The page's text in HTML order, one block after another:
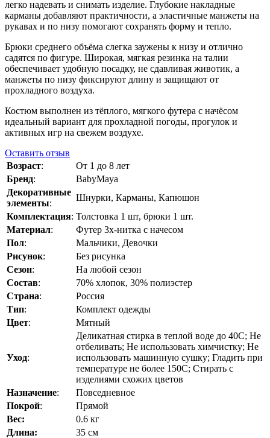
легко надевать и снимать изделие. Глубокие накладные
карманы добавляют практичности, а эластичные манжеты на
рукавах и по низу помогают сохранять форму и тепло.
Брюки среднего объёма слегка заужены к низу и отлично
садятся по фигуре. Широкая, мягкая резинка на талии
обеспечивает удобную посадку, не сдавливая животик, а
манжеты по низу фиксируют длину и защищают от
прохладного воздуха.
Костюм выполнен из тёплого, мягкого футера с начёсом
идеальный вариант для прохладной погоды, прогулок и
активных игр на свежем воздухе.
Оставить отзыв
Возраст:
От 1 до 8 лет
Бренд:
BabyMaya
Декоративные
элементы:
Шнурки, Карманы, Капюшон
Комплектация: Толстовка 1 шт, брюки 1 шт.
Материал:
Футер 3х-нитка с начесом
Пол:
Мальчики, Девочки
Рисунок:
Без рисунка
Сезон:
На любой сезон
Состав:
70% хлопок, 30% полиэстер
Страна:
Россия
Тип:
Комплект одежды
Цвет: Мятный
Уход:
Деликатная стирка в теплой воде до 40C; Не
отбеливать; Не использовать химчистку; Не
использовать машинную сушку; Гладить при
температуре не более 150C; Стирать с
изделиями схожих цветов
Назначение:
Повседневное
Покрой:
Прямой
Вес:
0.6 кг
Длина:
35 см